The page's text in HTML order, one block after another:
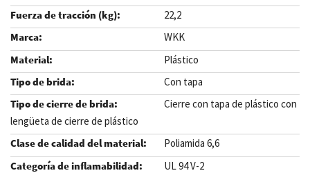
22,2
WKK
Plástico
Con tapa
Cierre con tapa de plástico con
lengüeta de cierre de plástico
Poliamida 6,6
UL 94 V-2